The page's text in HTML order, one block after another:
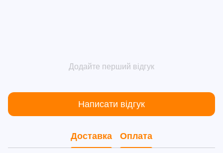
Додайте перший відгук
Написати відгук
Доставка Оплата